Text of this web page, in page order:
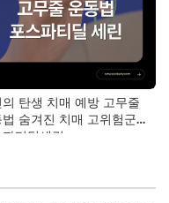
의 탄생 치매 예방 고무줄
법 숨겨진 치매 고위험군｜
파티딜세린